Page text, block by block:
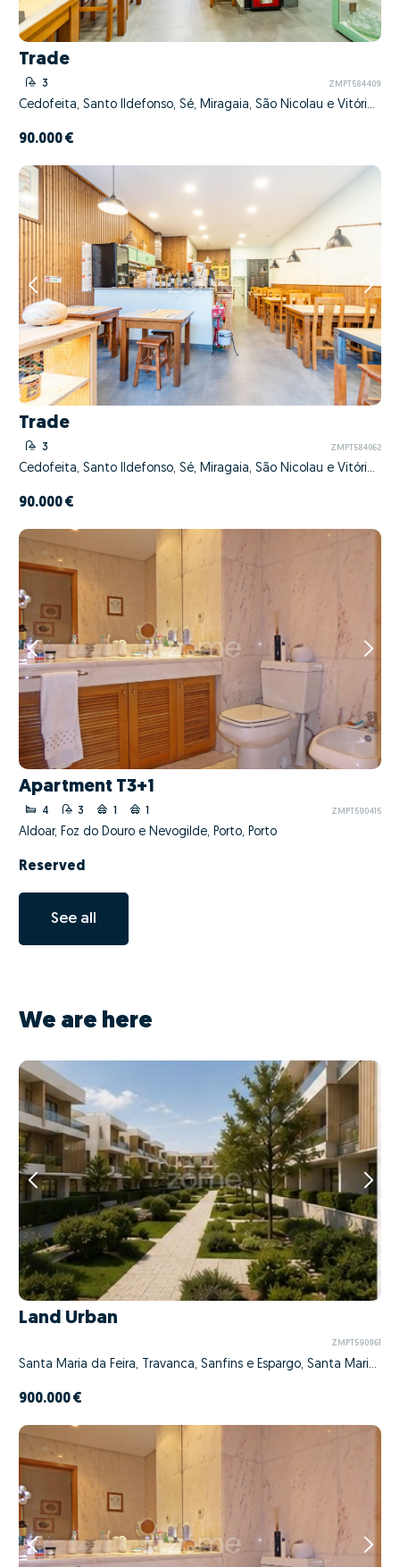
Trade
3 ZMPT584409
Cedofeita, Santo Ildefonso, Sé, Miragaia, São Nicolau e Vitória, Porto, Porto
90.000 €
Trade
3 ZMPT584062
Cedofeita, Santo Ildefonso, Sé, Miragaia, São Nicolau e Vitória, Porto, Porto
90.000 €
Apartment T3+1
4 3 1 1 ZMPT590415
Aldoar, Foz do Douro e Nevogilde, Porto, Porto
Reserved
See all
We are here
Land Urban
ZMPT590961
Santa Maria da Feira, Travanca, Sanfins e Espargo, Santa Maria da Feira, Aveiro
900.000 €